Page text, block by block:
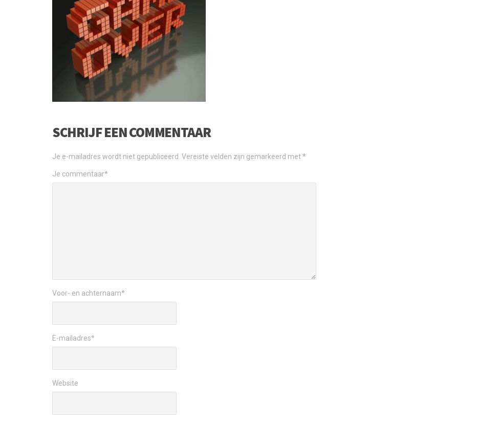
SCHRIJF EEN COMMENTAAR
Je e-mailadres wordt niet gepubliceerd. Vereiste velden zijn gemarkeerd met*
Je commentaar*
Voor- en achternaam*
E-mailadres*
Website